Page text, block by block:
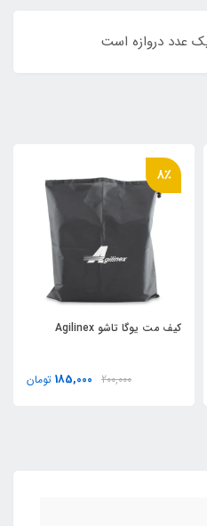
عدد دروازه است
کيف مت یوگا تاشو Agilinex
200,000
8٪
185,000 تومان